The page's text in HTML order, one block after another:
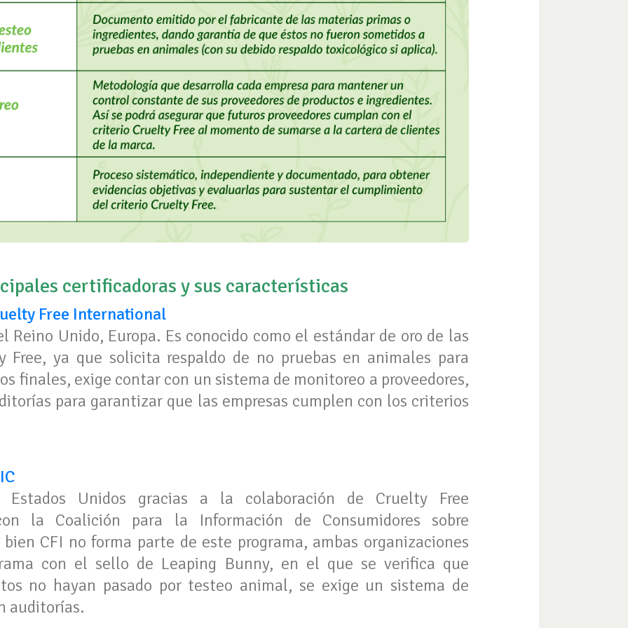
certificadoras y sus características
Free International
Reino Unido, Europa. Es conocido como el estándar de oro de las
Free, ya que solicita respaldo de no pruebas en animales para
finales, exige contar con un sistema de monitoreo a proveedores,
para garantizar que las empresas cumplen con los criterios
Estados Unidos gracias a la colaboración de Cruelty Free
la Coalición para la Información de Consumidores sobre
bien CFI no forma parte de este programa, ambas organizaciones
con el sello de Leaping Bunny, en el que se verifica que
no hayan pasado por testeo animal, se exige un sistema de
auditorías.